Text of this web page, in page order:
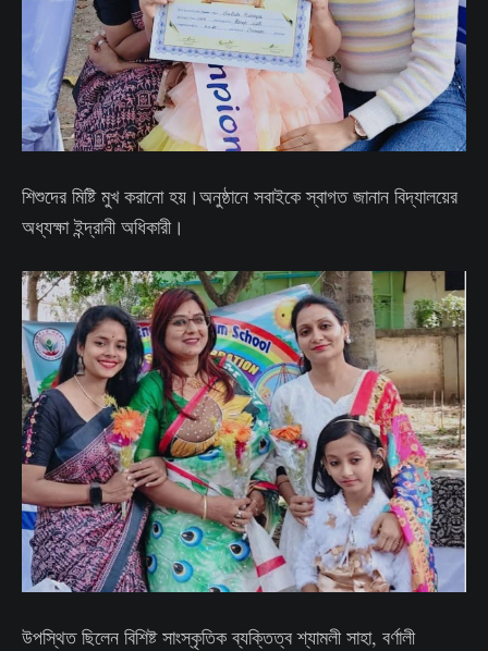
শিশুদের মিষ্টি মুখ করানো হয়।অনুষ্ঠানে সবাইকে স্বাগত জানান বিদ্যালয়ের
অধ্যক্ষা ইন্দ্রানী অধিকারী।
উপস্থিত ছিলেন বিশিষ্ট সাংস্কৃতিক ব্যক্তিত্ব শ্যামলী সাহা, বর্ণালী